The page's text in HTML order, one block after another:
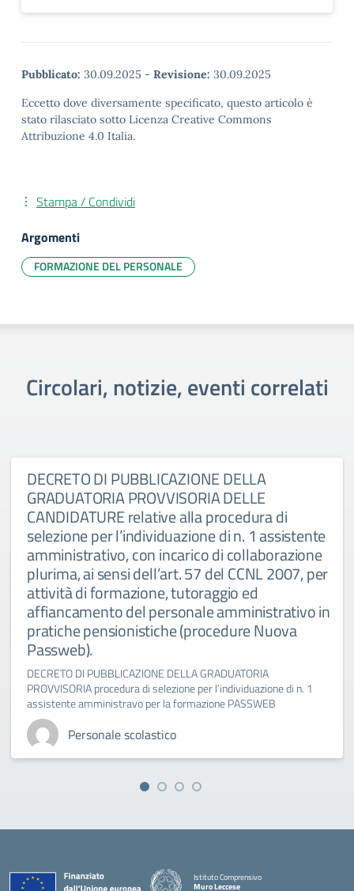
Pubblicato: 30.09.2025 - Revisione: 30.09.2025
Eccetto dove diversamente specificato, questo articolo è
stato rilasciato sotto Licenza Creative Commons
Attribuzione 4.0 Italia.
Stampa / Condividi
Argomenti
FORMAZIONE DEL PERSONALE
Circolari, notizie, eventi correlati
DECRETO DI PUBBLICAZIONE DELLA
GRADUATORIA PROVVISORIA DELLE
CANDIDATURE relative alla procedura di
selezione per l’individuazione di n. 1 assistente
amministrativo, con incarico di collaborazione
plurima, ai sensi dell’art. 57 del CCNL 2007, per
attività di formazione, tutoraggio ed
affiancamento del personale amministrativo in
pratiche pensionistiche (procedure Nuova
Passweb).
DECRETO DI PUBBLICAZIONE DELLA GRADUATORIA
PROVVISORIA procedura di selezione per l’individuazione di n. 1
assistente amministravo per la formazione PASSWEB
Personale scolastico
Istituto Comprensivo
Muro Leccese